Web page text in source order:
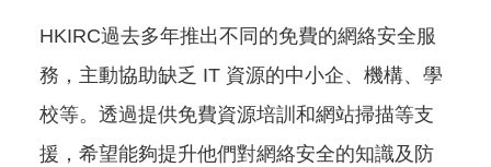
HKIRC過去多年推出不同的免費的網絡安全服
務，主動協助缺乏 IT 資源的中小企、機構、學
校等。透過提供免費資源培訓和網站掃描等支
援，希望能夠提升他們對網絡安全的知識及防